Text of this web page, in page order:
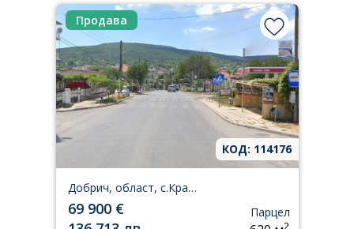
Продава
КОД: 114176
Добрич, област, с.Кранево
69 900 €
Парцел